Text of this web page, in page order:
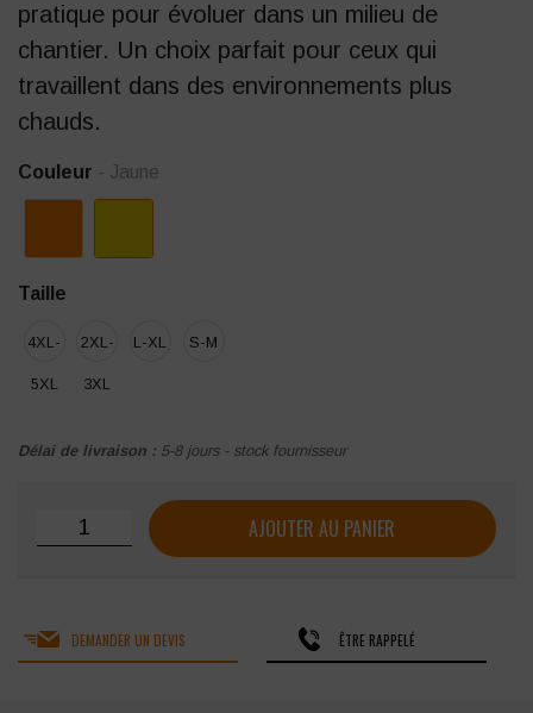
pratique pour évoluer dans un milieu de
chantier. Un choix parfait pour ceux qui
travaillent dans des environnements plus
chauds.
Couleur - Jaune
Taille
4XL-
5XL
2XL-
3XL
L-XL S-M
Délai de livraison : 5-8 jours - stock fournisseur
quantité de Gilet semi-maille Portwest "C494" haute
AJOUTER AU PANIER
DEMANDER UN DEVIS ÊTRE RAPPELÉ